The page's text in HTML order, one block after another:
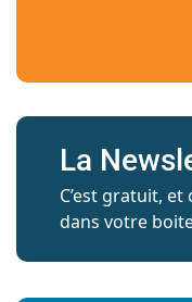
La
C’est gratuit, et
dans votre